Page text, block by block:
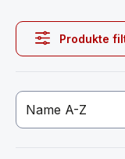
Produkte